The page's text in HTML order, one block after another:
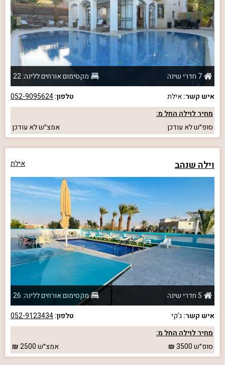
7 חדרי שינה
מקסימום אורחים ללינה: 22
איש קשר:אילת טלפון:052-9095624
מחיר לוילה החל מ:
סופ״שלא עודכן אמצ״שלא עודכן
וילה שנהב אילת
5 חדרי שינה
מקסימום אורחים ללינה: 26
איש קשר:ג'קי טלפון:052-9123434
מחיר לוילה החל מ:
סופ״ש3500 אמצ״ש2500